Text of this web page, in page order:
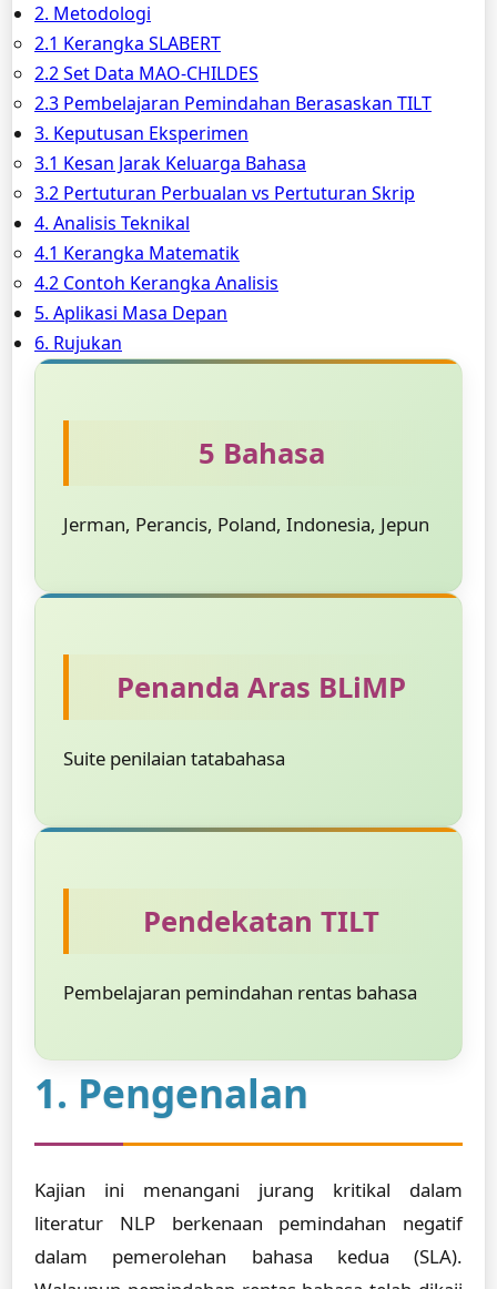
2. Metodologi
2.1 Kerangka SLABERT
2.2 Set Data MAO-CHILDES
2.3 Pembelajaran Pemindahan Berasaskan TILT
3. Keputusan Eksperimen
3.1 Kesan Jarak Keluarga Bahasa
3.2 Pertuturan Perbualan vs Pertuturan Skrip
4. Analisis Teknikal
4.1 Kerangka Matematik
4.2 Contoh Kerangka Analisis
5. Aplikasi Masa Depan
6. Rujukan
5 Bahasa
Jerman, Perancis, Poland, Indonesia, Jepun
Penanda Aras BLiMP
Suite penilaian tatabahasa
Pendekatan TILT
Pembelajaran pemindahan rentas bahasa
1. Pengenalan
Kajian ini menangani jurang kritikal dalam
literatur NLP berkenaan pemindahan negatif
dalam pemerolehan bahasa kedua (SLA).